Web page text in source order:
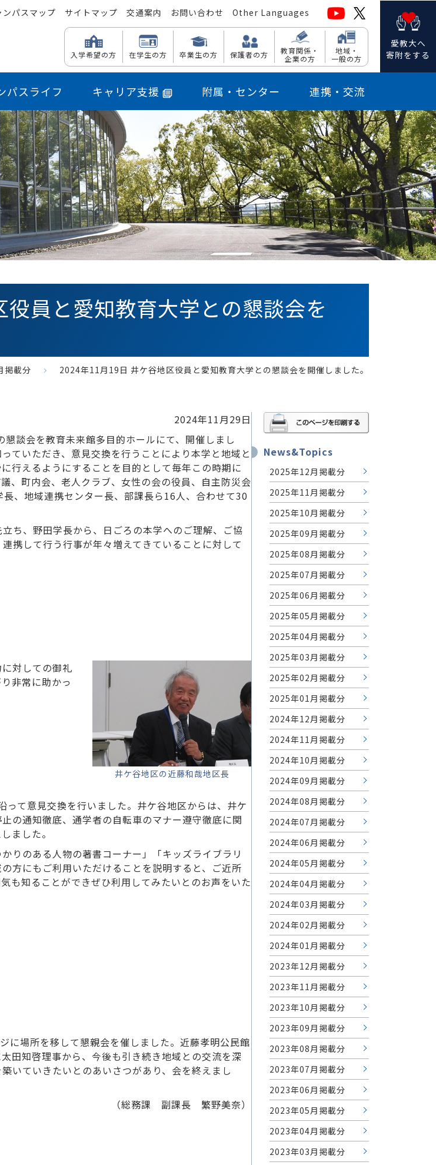
ンパスマップ サイトマップ 交通案内 お問い合わせ Other Languages
入学希望の方 在学生の方 卒業生の方 保護者の方
教育関係・
企業の方
地域・
一般の方
愛教大へ
寄附をする
パスライフ キャリア支援 附属・センター 連携・交流
員と愛知教育大学との懇談会を
掲載分 2024年11月19日 井ケ谷地区役員と愛知教育大学との懇談会を開催しました。
2024年11月29日
談会を教育未来館多目的ホールにて、開催しまし
ていただき、意見交換を行うことにより本学と地域と
行えるようにすることを目的として毎年この時期に
、町内会、老人クラブ、女性の会の役員、自主防災会
、地域連携センター長、部課長ら16人、合わせて30
ち、野田学長から、日ごろの本学へのご理解、ご協
携して行う行事が年々増えてきていることに対して
井ケ谷地区の近藤和哉地区長
対しての御礼
非常に助かっ
て意見交換を行いました。井ケ谷地区からは、井ケ
の通知徹底、通学者の自転車のマナー遵守徹底に関
ました。
りのある人物の著書コーナー」「キッズライブラリ
方にもご利用いただけることを説明すると、ご近所
も知ることができぜひ利用してみたいとのお声をいた
場所を移して懇親会を催しました。近藤孝明公民館
田知啓理事から、今後も引き続き地域との交流を深
いていきたいとのあいさつがあり、会を終えまし
（総務課 副課長 繁野美奈）
News&Topics
2025年12月掲載分
2025年11月掲載分
2025年10月掲載分
2025年09月掲載分
2025年08月掲載分
2025年07月掲載分
2025年06月掲載分
2025年05月掲載分
2025年04月掲載分
2025年03月掲載分
2025年02月掲載分
2025年01月掲載分
2024年12月掲載分
2024年11月掲載分
2024年10月掲載分
2024年09月掲載分
2024年08月掲載分
2024年07月掲載分
2024年06月掲載分
2024年05月掲載分
2024年04月掲載分
2024年03月掲載分
2024年02月掲載分
2024年01月掲載分
2023年12月掲載分
2023年11月掲載分
2023年10月掲載分
2023年09月掲載分
2023年08月掲載分
2023年07月掲載分
2023年06月掲載分
2023年05月掲載分
2023年04月掲載分
2023年03月掲載分